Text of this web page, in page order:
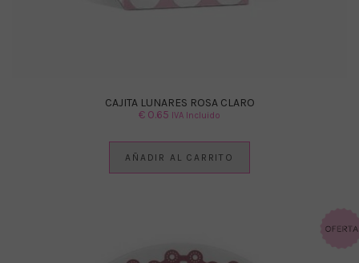
CAJITA LUNARES ROSA CLARO
€ 0.65 IVA Incluido
AÑADIR AL CARRITO